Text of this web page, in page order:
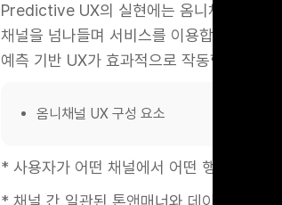
Predictive UX의 실현에는 옴니채널 전략
채널을 넘나들며 서비스를 이용합니다. 이
예측 기반 UX가 효과적으로 작동합니다.
옴니채널 UX 구성 요소
* 사용자가 어떤 채널에서 어떤 행위를 했는